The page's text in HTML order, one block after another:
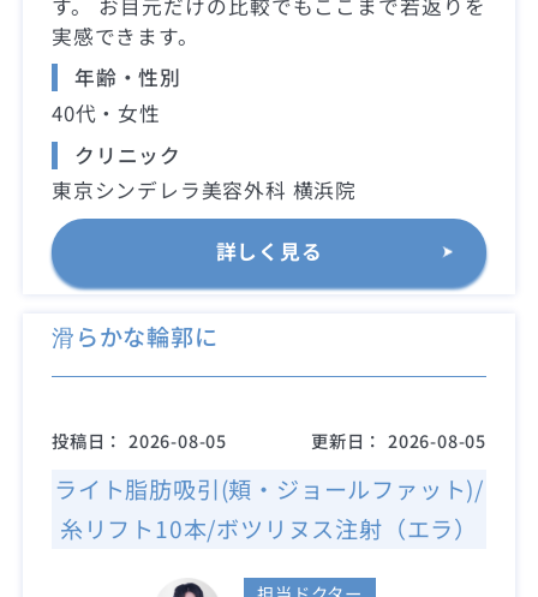
実感できます。
年齢・性別
40代・女性
クリニック
東京シンデレラ美容外科 横浜院
詳しく見る
滑らかな輪郭に
投稿日： 2026-08-05 更新日： 2026-08-05
ライト脂肪吸引(頬・ジョールファット)/
糸リフト10本/ボツリヌス注射（エラ）